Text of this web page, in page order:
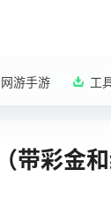
网游手游 工
带彩金